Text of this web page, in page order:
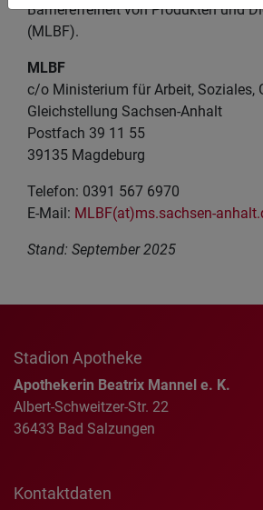
Barrierefreiheit von Produkten und
(MLBF).
MLBF
c/o Ministerium für Arbeit, Soziales,
Gleichstellung Sachsen-Anhalt
Postfach 39 11 55
39135 Magdeburg
Telefon: 0391 567 6970
E-​Mail: MLBF(at)ms.sachsen-​
Stand: September 2025
Stadion Apotheke
Apothekerin Beatrix Mannel e. K.
Albert-Schweitzer-Str. 22
36433 Bad Salzungen
Kontaktdaten